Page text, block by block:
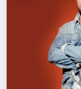
Экскурсии